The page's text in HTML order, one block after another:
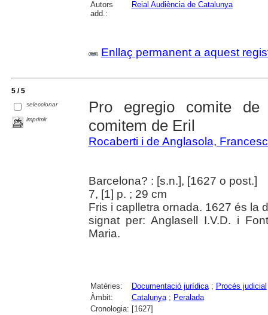
Autors
add.:
Reial Audiència de Catalunya
Enllaç permanent a aquest
5 / 5
seleccionar
imprimir
Pro egregio comite de
comitem de Eril
Rocaberti i de Anglasola,
Barcelona? : [s.n.], [1627 o post.]
7, [1] p. ; 29 cm
Fris i caplletra ornada. 1627 és la
signat per: Anglasell I.V.D. i
Maria.
Matèries: Documentació jurídica; Procés judicial
Àmbit:
Catalunya; Peralada
Cronologia: [1627]